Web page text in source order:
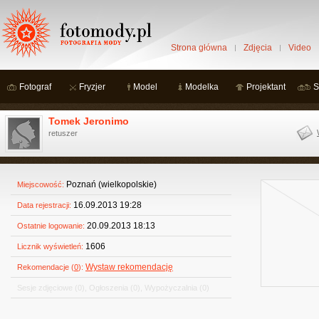
Strona główna Zdjęcia Video
Fotograf Fryzjer Model Modelka Projektant
Tomek Jeronimo
retuszer
Miejscowość: Poznań (wielkopolskie)
Data rejestracji: 16.09.2013 19:28
Ostatnie logowanie: 20.09.2013 18:13
Licznik wyświetleń: 1606
Rekomendacje (0): Wystaw rekomendację
Sesje zdjęciowe (0) Ogłoszenia (0) Wypożyczalnia (0)